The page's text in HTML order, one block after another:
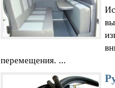
перемещения. ...